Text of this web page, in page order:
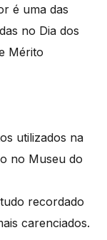
é uma das
no Dia dos
Mérito
utilizados na
no Museu do
recordado
carenciados.